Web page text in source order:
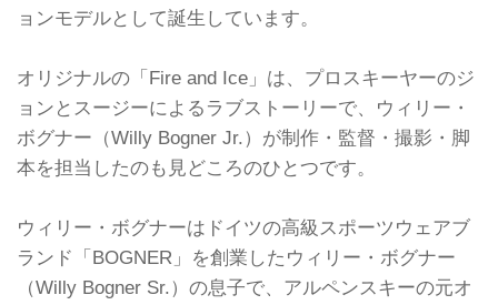
ョンモデルとして誕生しています。
オリジナルの「Fire and Ice」は、プロスキーヤーのジ
ョンとスージーによるラブストーリーで、ウィリー・
ボグナー（Willy Bogner Jr.）が制作・監督・撮影・脚
本を担当したのも見どころのひとつです。
ウィリー・ボグナーはドイツの高級スポーツウェアブ
ランド「BOGNER」を創業したウィリー・ボグナー
（Willy Bogner Sr.）の息子で、アルペンスキーの元オ